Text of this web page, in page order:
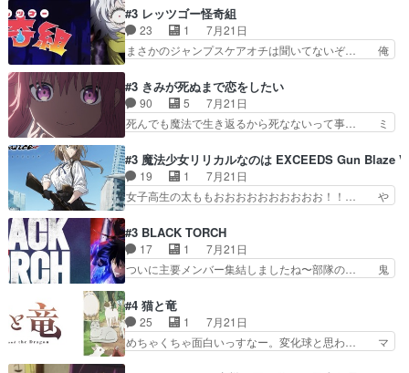
久」役で出演してまーす！み… 隼人の家庭は隼人
に家事の負担がかかってい… 三岳さんが隼人にと
って妹扱い止まりそうな…
ンダイチャンネルで視聴。リーリャさん… なんか
腹立つなぁルーデウスめ…これでエリ… トレント
は後に何らかの際に活躍するんやろ… アイシ
ャ、、、なんと末恐ろしい妹なんだ！… ルーデウ
しゃあない。狂犬かくましいつ来… 本作はぬるい
ハーレムではなく、真面目に一… エリスはしばら
くEDだけやね。アイシャ、…
#3 レッツゴー怪奇組
23 1
7月21日
まさかのジャンプスケアオチは聞いてないぞ… 俺
ャ子の従姉妹シュラ子登場。主人公眼福… 跡目争
いの新キャラ登場で、今回はシュール… めちゃ子
のいとこかわいい今回主人公の驚き… メチャ子を
くしゃみと鼻水が止まらなくなる… お父さんに押
をちびっ子にしたあの玉、も… 半裸の警官の方が
怖い。ライバルキャラかわ… 霊媒師が人の肩に霊
を乗せるな笑なんてモノ…
#3 きみが死ぬまで恋をしたい
90 5
7月21日
死んでも魔法で生き返るから死なないって事… ミ
ミ、最後のその顔は怖いよ...。てかタ… もはや人
間なのかも怪しい戦闘シーンがない… 今話第LO
／原画で参加させていただきまし… 皆大好き、ロ
リの全裸だーーーーーーッッッ… シーナとミミが
芽吹く百合の花。ミミ(c… ルームメイト1ヶ月経
ってシーナがミミの人… もう後戻りできないぞ」
してくるとは思わん…
#3 魔法少女リリカルなのは EXCEEDS Gun Blaze
19 1
7月21日
女子高生の太ももおおおおおおおおおお！！… や
瀬シイナと夜海トワ』今回はフォロワー… なのは
と出逢い炎の魔人の能力を人類の為に… ・シイ
ナ、トワと出会う親近感を感じる2人… 篠宮マナ
が登場したけど公式サイトに20歳… リリカルな
ちゃ食うやん魔人狩りチーム強… 人類滅亡寸前ま
で追い詰められていたのに、… 第３話をU-NEXT
で視聴しました。視聴…
#3 BLACK TORCH
17 1
7月21日
ついに主要メンバー集結しましたね〜部隊の… 鬼
描いたようなチョロインだったな。下半… 前回か
ら引き続いてじいさんとの決別の冒頭… あっちは
呪霊でこっちは物怪。忍者っぽいア… 護衛対象と
なる弐郎を連れて隠密局へ、彼の… →現状展開が
#4 猫と竜
25 1
7月21日
めちゃくちゃ面白いっすなー。変化球と思わ… マ